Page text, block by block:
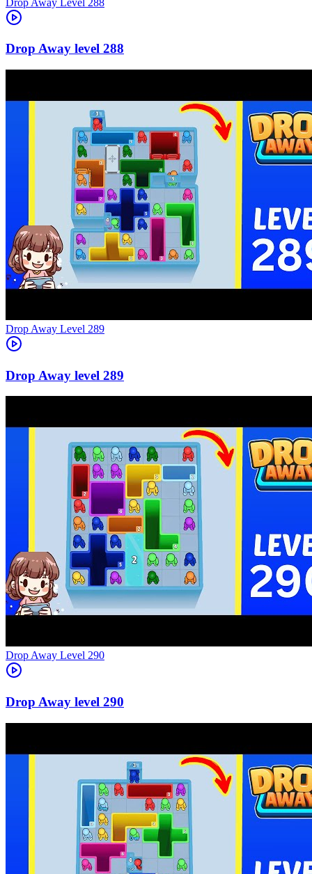
288
Level 289
289
Level 290
290